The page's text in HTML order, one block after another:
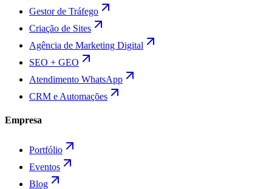
Gestor de Tráfego
Criação de Sites
Agência de Marketing Digital
SEO + GEO
Atendimento WhatsApp
CRM e Automações
Empresa
Portfólio
Eventos
Blog